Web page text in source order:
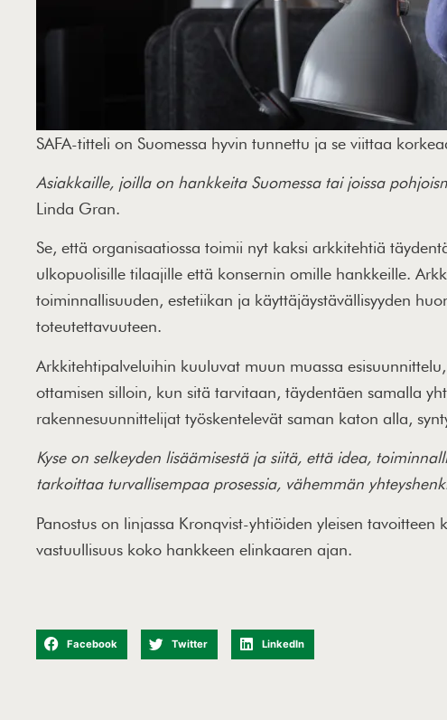
SAFA-titteli on Suomessa hyvin tunnettu ja se viittaa
Asiakkaille, joilla on hankkeita Suomessa tai joissa
Linda Gran.
Se, että organisaatiossa toimii nyt kaksi arkkitehtiä
ulkopuolisille tilaajille että konsernin omille hankkeille.
toiminnallisuuden, estetiikan ja käyttäjäystävällisyyden
toteutettavuuteen.
Arkkitehtipalveluihin kuuluvat muun muassa
ottamisen silloin, kun sitä tarvitaan, täydentäen samalla
rakennesuunnittelijat työskentelevät saman katon alla,
Kyse on selkeyden lisäämisestä ja siitä, että idea,
tarkoittaa turvallisempaa prosessia, vähemmän
Panostus on linjassa Kronqvist-yhtiöiden yleisen
vastuullisuus koko hankkeen elinkaaren ajan.
Facebook Twitter LinkedIn